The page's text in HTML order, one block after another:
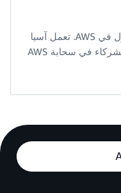
آسيا الراجح هي مهندسة حلول في AWS. تعمل آسيا
على تطوير وتمكين قدرات الشركاء في سحابة AWS